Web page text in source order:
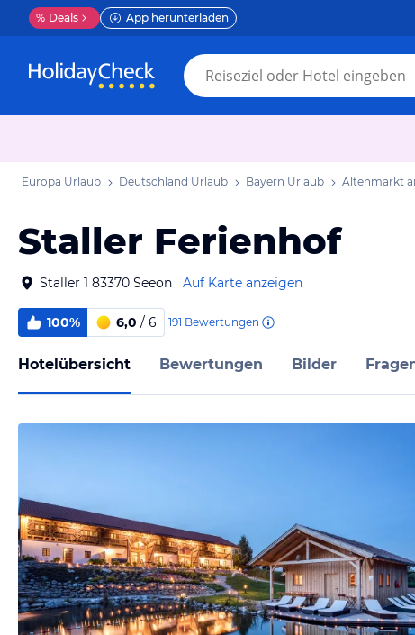
% Deals App herunterladen
Europa Urlaub Deutschland Urlaub Bayern Urlaub Altenmarkt
Staller Ferienhof
Staller 1 83370 Seeon Auf Karte anzeigen
100% 6,0 / 6 191 Bewertungen
Hotelübersicht Bewertungen Bilder